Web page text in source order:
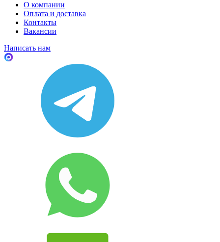
О компании
Оплата и доставка
Контакты
Вакансии
Написать нам